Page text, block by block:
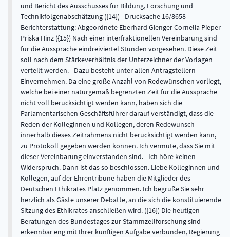
und Bericht des Ausschusses für Bildung, Forschung und
Technikfolgenabschätzung ({14}) - Drucksache 16/8658
Berichterstattung: Abgeordnete Eberhard Gienger Cornelia Pieper
Priska Hinz ({15}) Nach einer interfraktionellen Vereinbarung sind
für die Aussprache eindreiviertel Stunden vorgesehen. Diese Zeit
soll nach dem Stärkeverhältnis der Unterzeichner der Vorlagen
verteilt werden. - Dazu besteht unter allen Antragstellern
Einvernehmen. Da eine große Anzahl von Redewünschen vorliegt,
welche bei einer naturgemäß begrenzten Zeit für die Aussprache
nicht voll berücksichtigt werden kann, haben sich die
Parlamentarischen Geschäftsführer darauf verständigt, dass die
Reden der Kolleginnen und Kollegen, deren Redewunsch
innerhalb dieses Zeitrahmens nicht berücksichtigt werden kann,
zu Protokoll gegeben werden können. Ich vermute, dass Sie mit
dieser Vereinbarung einverstanden sind. - Ich höre keinen
Widerspruch. Dann ist das so beschlossen. Liebe Kolleginnen und
Kollegen, auf der Ehrentribüne haben die Mitglieder des
Deutschen Ethikrates Platz genommen. Ich begrüße Sie sehr
herzlich als Gäste unserer Debatte, an die sich die konstituierende
Sitzung des Ethikrates anschließen wird. ({16}) Die heutigen
Beratungen des Bundestages zur Stammzellforschung sind
erkennbar eng mit Ihrer künftigen Aufgabe verbunden, Regierung